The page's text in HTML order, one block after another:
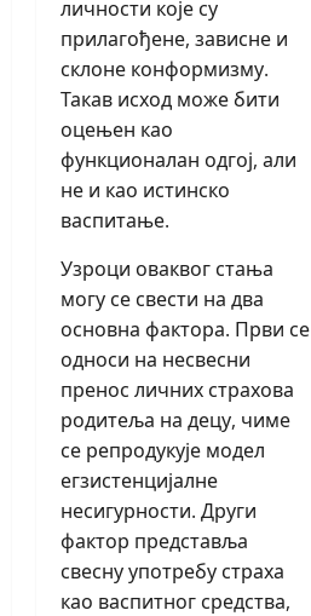
личности које су
прилагођене, зависне и
склоне конформизму.
Такав исход може бити
оцењен као
функционалан одгој, али
не и као истинско
васпитање.
Узроци оваквог стања
могу се свести на два
основна фактора. Први се
односи на несвесни
пренос личних страхова
родитеља на децу, чиме
се репродукује модел
егзистенцијалне
несигурности. Други
фактор представља
свесну употребу страха
као васпитног средства,